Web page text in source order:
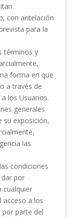
con antelación
para la
términos y
forma en que
a través de
los Usuarios.
generales
su exposición,
las
condiciones
dar por
cualquier
acceso a los
por parte del